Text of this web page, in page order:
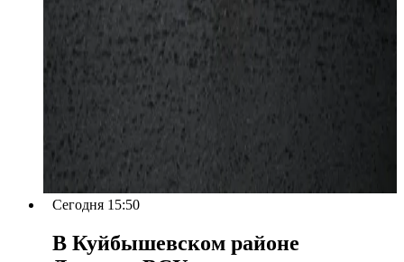
Сегодня 15:50
В Куйбышевском районе